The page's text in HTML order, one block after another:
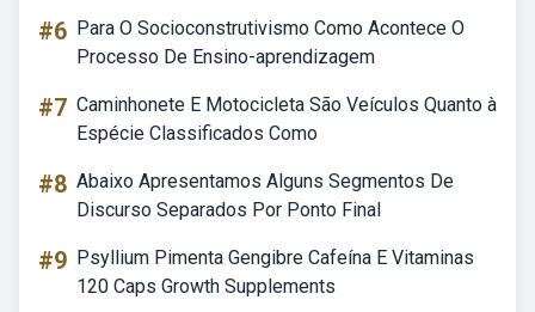
#6 Para O Socioconstrutivismo Como Acontece O
Processo De Ensino-aprendizagem
#7 Caminhonete E Motocicleta São Veículos Quanto à
Espécie Classificados Como
#8 Abaixo Apresentamos Alguns Segmentos De
Discurso Separados Por Ponto Final
#9 Psyllium Pimenta Gengibre Cafeína E Vitaminas
120 Caps Growth Supplements